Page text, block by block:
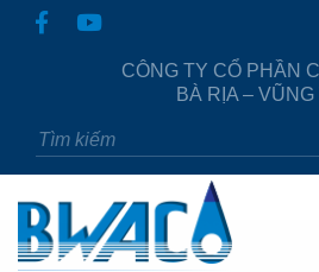
CÔNG TY CỔ PHẦN
BÀ RỊA – VŨNG